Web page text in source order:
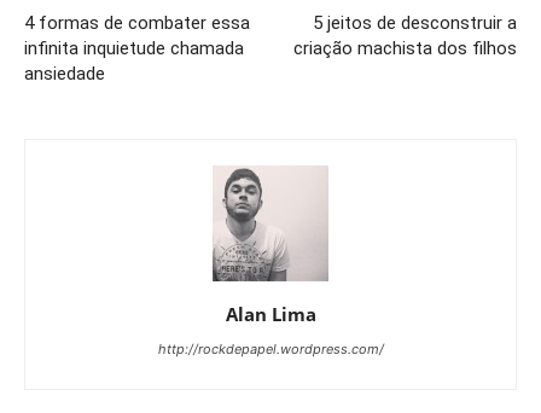
4 formas de combater essa
infinita inquietude chamada
ansiedade
5 jeitos de desconstruir a
criação machista dos filhos
Alan Lima
http://rockdepapel.wordpress.com/